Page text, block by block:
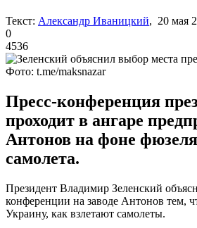
Текст: Александр Иваницкий, 20 мая
0
4536
Фото: t.me/maksnazar
Пресс-конференция
проходит в ангаре
Антонов на фоне
самолета.
Президент Владимир Зеленский
конференции на заводе Антонов тем,
Украину, как взлетают самолеты.